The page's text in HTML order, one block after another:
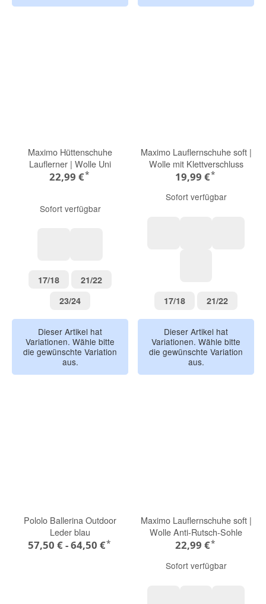
Maximo Hüttenschuhe
Lauflerner | Wolle Uni
22,99 €*
Sofort verfügbar
17/1817/18 21/2221/22
23/2423/24
Dieser Artikel hat
Variationen. Wähle bitte
die gewünschte Variation
aus.
Maximo Lauflernschuhe soft |
Wolle mit Klettverschluss
19,99 €*
Sofort verfügbar
17/1817/18 21/2221/22
Dieser Artikel hat
Variationen. Wähle bitte
die gewünschte Variation
aus.
Pololo Ballerina Outdoor
Leder blau
57,50 € -64,50 €*
Maximo Lauflernschuhe soft |
Wolle Anti-Rutsch-Sohle
22,99 €*
Sofort verfügbar